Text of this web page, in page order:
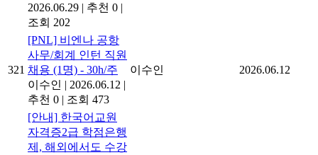
2026.06.29 | 추천 0 |
조회 202
321
[PNL] 비엔나 공항
사무/회계 인턴 직원
채용 (1명) - 30h/주
이수인 | 2026.06.12 |
추천 0 | 조회 473
이수인 2026.06.12
[안내] 한국어교원
자격증2급 학점은행
제, 해외에서도 수강